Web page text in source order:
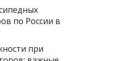
по России в
при